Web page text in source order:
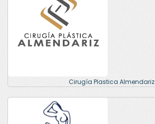
Cirugía Plastica Almendariz